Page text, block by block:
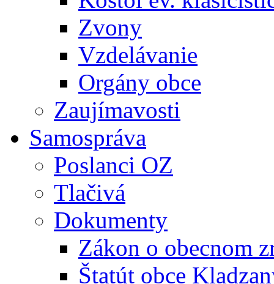
Zvony
Vzdelávanie
Orgány obce
Zaujímavosti
Samospráva
Poslanci OZ
Tlačivá
Dokumenty
Zákon o obecnom
Štatút obce